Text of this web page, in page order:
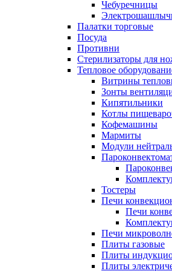
Чебуречницы
Палатки торговые
Посуда
Противни
Стерилизаторы для
Тепловое
Витрины
Зонты
Кипятильники
Котлы
Кофемашины
Мармиты
Модули
Тостеры
Печи
Печи
Печи
Плиты газовые
Плиты
Плиты